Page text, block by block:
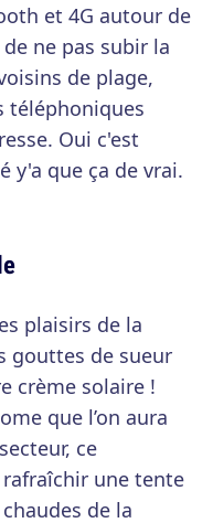
et 4G autour de
ne pas subir la
de plage,
téléphoniques
Oui c'est
y'a que ça de vrai.
plaisirs de la
gouttes de sueur
crème solaire !
que l’on aura
ce
une tente
de la